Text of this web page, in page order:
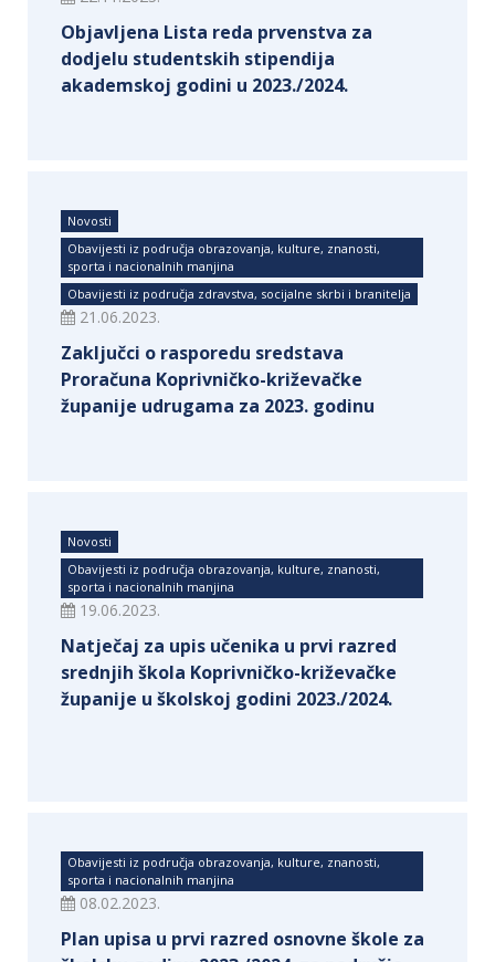
Objavljena Lista reda prvenstva za
dodjelu studentskih stipendija
akademskoj godini u 2023./2024.
Novosti
Obavijesti iz područja obrazovanja, kulture, znanosti,
sporta i nacionalnih manjina
Obavijesti iz područja zdravstva, socijalne skrbi i branitelja
21.06.2023.
Zaključci o rasporedu sredstava
Proračuna Koprivničko-križevačke
županije udrugama za 2023. godinu
Novosti
Obavijesti iz područja obrazovanja, kulture, znanosti,
sporta i nacionalnih manjina
19.06.2023.
Natječaj za upis učenika u prvi razred
srednjih škola Koprivničko-križevačke
županije u školskoj godini 2023./2024.
Obavijesti iz područja obrazovanja, kulture, znanosti,
sporta i nacionalnih manjina
08.02.2023.
Plan upisa u prvi razred osnovne škole za